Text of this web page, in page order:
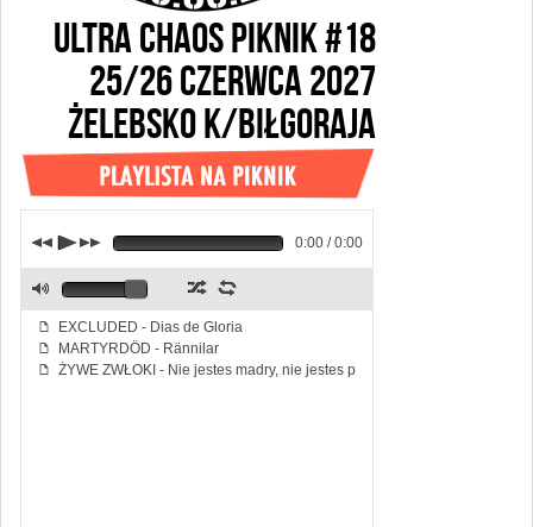
ULTRA CHAOS PIKNIK #18
25/26 CZERWCA 2027
ŻELEBSKO k/BIŁGORAJA
p
j k 0:00 / 0:00
f EXCLUDED - Dias de Gloria
f MARTYRDÖD - Rännilar
f ŻYWE ZWŁOKI - Nie jestes madry, nie jestes piekny
M z l